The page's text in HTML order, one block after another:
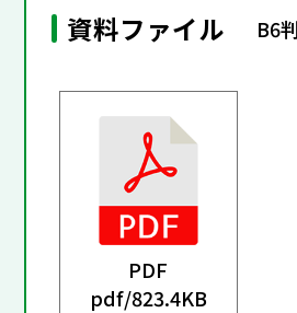
資料ファイル B6
PDF
pdf/823.4KB